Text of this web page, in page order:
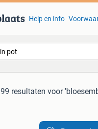
Help en info
99 resultaten voor